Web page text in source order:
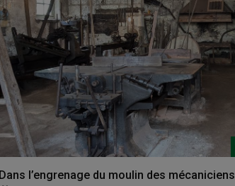
Dans l’engrenage du moulin des mécaniciens